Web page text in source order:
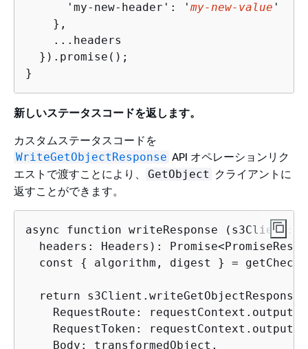
      'my-new-header': '
my-new-value '
    },
    ...headers
  }).promise();
}
新しいステータスコードを返します。
カスタムステータスコードを
WriteGetObjectResponse API オペレーションリク
エストで渡すことにより、
GetObject クライアントに
返すことができます。
async function writeResponse (s3Client:
headers: Headers):
  const
{ algorithm, digest } =
  return s3Client.writeGetObjectResponse(
RequestRoute:
RequestToken:
    Body: transformedObject,